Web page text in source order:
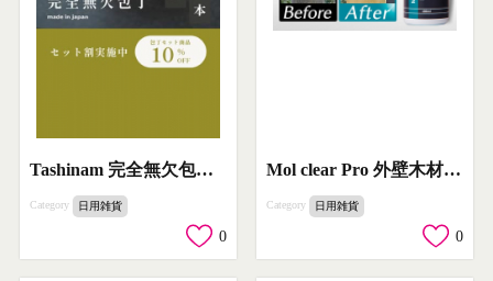
Tashinam 完全無欠包丁のセット割引キャンペーン
Category 日用雑貨
0
Mol clear Pro 外壁木材用カビ掃除スプレー
Category 日用雑貨
0